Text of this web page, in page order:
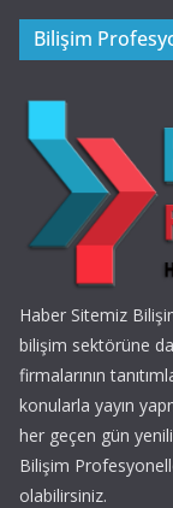
Bilişim
Haber Sitemiz
bilişim sektörüne
firmalarının
konularla yayın
her geçen gün
Bilişim
olabilirsiniz.